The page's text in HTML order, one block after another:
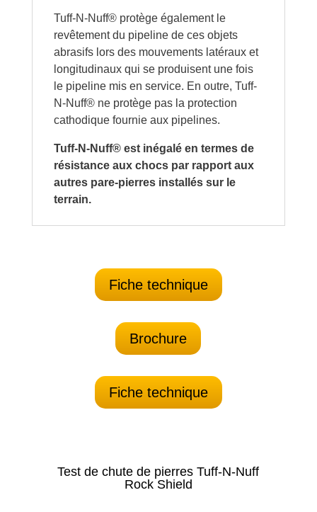
Tuff-N-Nuff® protège également le
revêtement du pipeline de ces objets
abrasifs lors des mouvements latéraux et
longitudinaux qui se produisent une fois
le pipeline mis en service. En outre, Tuff-
N-Nuff® ne protège pas la protection
cathodique fournie aux pipelines.
Tuff-N-Nuff® est inégalé en termes de
résistance aux chocs par rapport aux
autres pare-pierres installés sur le
terrain.
Fiche technique
Brochure
Fiche technique
Test de chute de pierres Tuff-N-Nuff
Rock Shield